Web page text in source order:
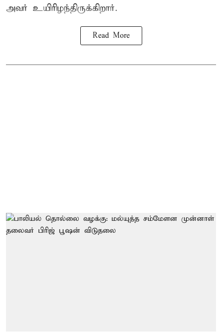
அவர் உயிரிழந்திருக்கிறார்.
Read More